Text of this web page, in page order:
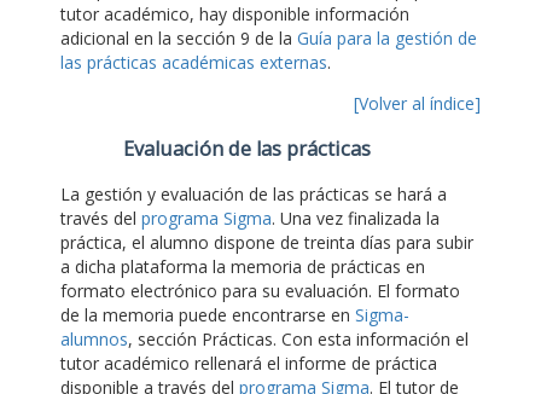
tutor académico, hay disponible información
adicional en la sección 9 de la Guía para la gestión de
las prácticas académicas externas.
[Volver al índice]
Evaluación de las prácticas
La gestión y evaluación de las prácticas se hará a
través del programa Sigma. Una vez finalizada la
práctica, el alumno dispone de treinta días para subir
a dicha plataforma la memoria de prácticas en
formato electrónico para su evaluación. El formato
de la memoria puede encontrarse en Sigma-
alumnos, sección Prácticas. Con esta información el
tutor académico rellenará el informe de práctica
disponible a través del programa Sigma. El tutor de